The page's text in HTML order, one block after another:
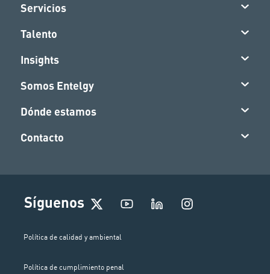
Servicios
Talento
Insights
Somos Entelgy
Dónde estamos
Contacto
Síguenos
I
n
Política de calidad y ambiental
Política de cumplimiento penal